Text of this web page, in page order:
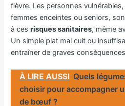
fièvre. Les personnes
femmes enceintes ou seniors,
à cesrisques sanitaires, même
Un simple plat mal cuit ou
entraîner de graves
À LIRE AUSSI Quels
choisir pour accompagner
de bœuf ?